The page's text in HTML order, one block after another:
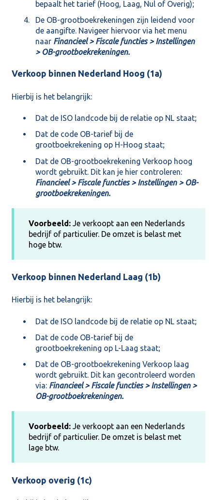
bepaalt het tarief (Hoog, Laag, Nul of Overig);
De OB-grootboekrekeningen zijn leidend voor
de aangifte. Navigeer hiervoor via het menu
naar Financieel > Fiscale functies > Instellingen
> OB-grootboekrekeningen.
Verkoop binnen Nederland Hoog (1a)
Hierbij is het belangrijk:
Dat de ISO landcode bij de relatie op NL staat;
Dat de code OB-tarief bij de
grootboekrekening op H-Hoog staat;
Dat de OB-grootboekrekening Verkoop hoog
wordt gebruikt. Dit kan je hier controleren:
Financieel > Fiscale functies > Instellingen > OB-
grootboekrekeningen.
Voorbeeld: Je verkoopt aan een Nederlands
bedrijf of particulier. De omzet is belast met
hoge btw.
Verkoop binnen Nederland Laag (1b)
Hierbij is het belangrijk:
Dat de ISO landcode bij de relatie op NL staat;
Dat de code OB-tarief bij de
grootboekrekening op L-Laag staat;
Dat de OB-grootboekrekening Verkoop laag
wordt gebruikt. Dit kan gecontroleerd worden
via: Financieel > Fiscale functies > Instellingen >
OB-grootboekrekeningen.
Voorbeeld: Je verkoopt aan een Nederlands
bedrijf of particulier. De omzet is belast met
lage btw.
Verkoop overig (1c)